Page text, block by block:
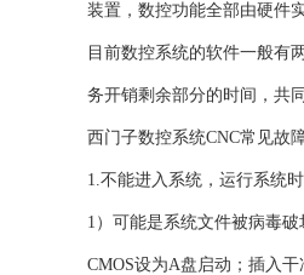
装置，数控功能全部由硬件
目前数控系统的软件一般有
务开销剩余部分的时间，共
西门子数控系统CNC常见故
1.不能进入系统，运行系统
1）可能是系统文件被病毒
CMOS设为A盘启动；插入